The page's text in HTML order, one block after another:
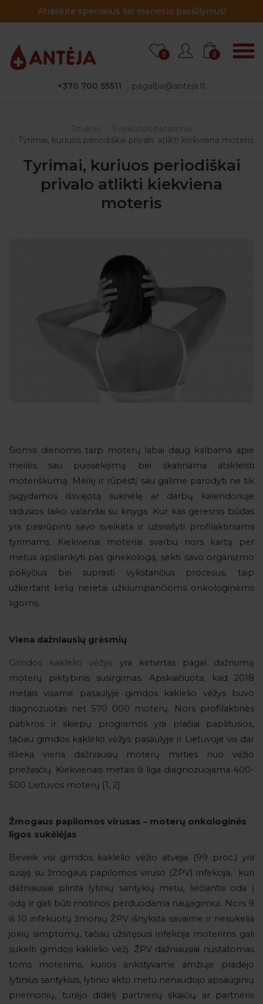
Atraskite specialius šio mėnesio pasiūlymus!
+370 700 55511 pagalba@anteja.lt
0 0
Titulinis
Sveikatos patarimai
Tyrimai, kuriuos periodiškai privalo atlikti kiekviena moteris
Tyrimai, kuriuos periodiškai
privalo atlikti kiekviena
moteris
Šiomis dienomis tarp moterų labai daug kalbama apie
meilės sau puoselėjimą bei skatinama atskleisti
moteriškumą. Meilę ir rūpestį sau galime parodyti ne tik
įsigydamos išsvajotą suknelę ar darbų kalendoriuje
radusios laiko valandai su knyga. Kur kas geresnis būdas
yra pasirūpinti savo sveikata ir užsirašyti profilaktiniams
tyrimams. Kiekvienai moteriai svarbu nors kartą per
metus apsilankyti pas ginekologą, sekti savo organizmo
pokyčius bei suprasti vykstančius procesus, taip
užkertant kelią neretai užklumpančioms onkologinėms
ligoms.
Viena dažniausių grėsmių
Gimdos kaklelio vėžys yra ketvirtas pagal dažnumą
moterų piktybinis susirgimas. Apskaičiuota, kad 2018
metais visame pasaulyje gimdos kaklelio vėžys buvo
diagnozuotas net 570 000 moterų. Nors profilaktinės
patikros ir skiepų programos yra plačiai paplitusios,
tačiau gimdos kaklelio vėžys pasaulyje ir Lietuvoje vis dar
išlieka viena dažniausių moterų mirties nuo vėžio
priežasčių. Kiekvienais metais ši liga diagnozuojama 400-
500 Lietuvos moterų [1, 2].
Žmogaus papilomos virusas – moterų onkologinės
ligos sukėlėjas
Beveik visi gimdos kaklelio vėžio atvejai (99 proc.) yra
susiję su žmogaus papilomos viruso (ŽPV) infekcija, kuri
dažniausiai plinta lytinių santykių metu, liečiantis oda į
odą ir gali būti motinos perduodama naujagimiui. Nors 9
iš 10 infekuotų žmonių ŽPV išnyksta savaime ir nesukelia
jokių simptomų, tačiau užsitęsusi infekcija moterims gali
sukelti gimdos kaklelio vėžį. ŽPV dažniausiai nustatomas
toms moterims, kurios ankstyvame amžiuje pradėjo
lytinius santykius, lytinio akto metu nenaudojo apsauginių
priemonių, turėjo didelį partnerių skaičių ar partneris